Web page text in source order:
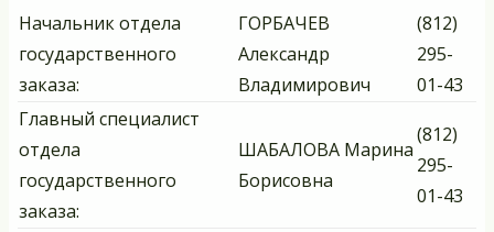
Начальник отдела
государственного
заказа:
ГОРБАЧЕВ
Александр
Владимирович
(812)
295-
01-43
Главный специалист
отдела
государственного
заказа:
ШАБАЛОВА Марина
Борисовна
(812)
295-
01-43